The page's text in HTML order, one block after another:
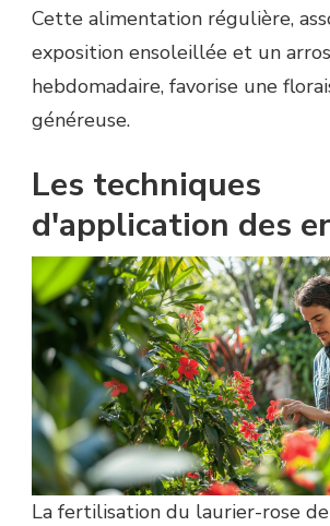
Cette alimentation régulière,
exposition ensoleillée et un
hebdomadaire, favorise une
généreuse.
Les techniques
d'application des
La fertilisation du laurier-rose